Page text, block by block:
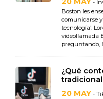
-
Boston les
comunicarse y
tecnología’:
videollamada
preguntando,
¿Qué
20 MAY -